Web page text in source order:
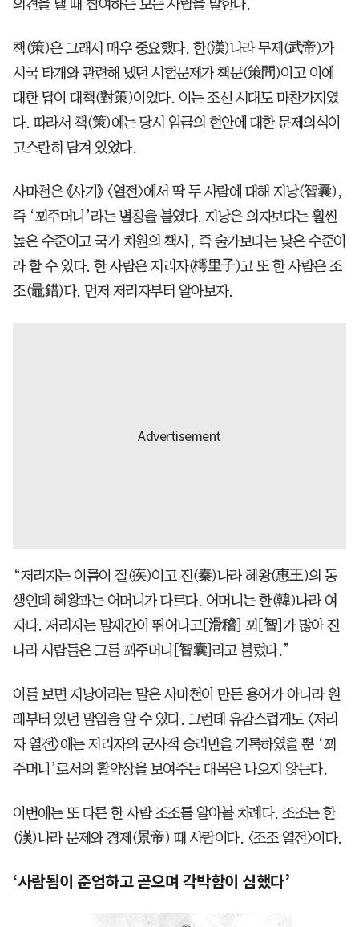
의견을 낼 때 참여하는 모든 사람을 말한다.
책(策)은 그래서 매우 중요했다. 한(漢)나라 무제(武帝)가
시국 타개와 관련해 냈던 시험문제가 책문(策問)이고 이에
대한 답이 대책(對策)이었다. 이는 조선 시대도 마찬가지였
다. 따라서 책(策)에는 당시 임금의 현안에 대한 문제의식이
고스란히 담겨 있었다.
사마천은 《사기》 〈열전〉에서 딱 두 사람에 대해 지낭(智囊),
즉 ‘꾀주머니’라는 별칭을 붙였다. 지낭은 의자보다는 훨씬
높은 수준이고 국가 차원의 책사, 즉 술가보다는 낮은 수준이
라 할 수 있다. 한 사람은 저리자(樗里子)고 또 한 사람은 조
조(鼂錯)다. 먼저 저리자부터 알아보자.
“저리자는 이름이 질(疾)이고 진(秦)나라 혜왕(惠王)의 동
생인데 혜왕과는 어머니가 다르다. 어머니는 한(韓)나라 여
자다. 저리자는 말재간이 뛰어나고[滑稽] 꾀[智]가 많아 진
나라 사람들은 그를 꾀주머니[智囊]라고 불렀다.”
이를 보면 지낭이라는 말은 사마천이 만든 용어가 아니라 원
래부터 있던 말임을 알 수 있다. 그런데 유감스럽게도 〈저리
자 열전〉에는 저리자의 군사적 승리만을 기록하였을 뿐 ‘꾀
주머니’로서의 활약상을 보여주는 대목은 나오지 않는다.
이번에는 또 다른 한 사람 조조를 알아볼 차례다. 조조는 한
(漢)나라 문제와 경제(景帝) 때 사람이다. 〈조조 열전〉이다.
‘사람됨이 준엄하고 곧으며 각박함이 심했다’